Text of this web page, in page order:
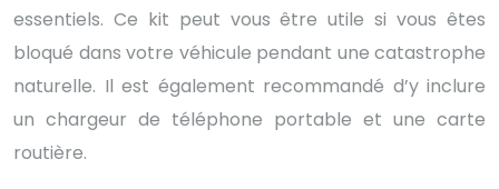
essentiels. Ce kit peut vous être utile si vous êtes
bloqué dans votre véhicule pendant une catastrophe
naturelle. Il est également recommandé d’y inclure
un chargeur de téléphone portable et une carte
routière.